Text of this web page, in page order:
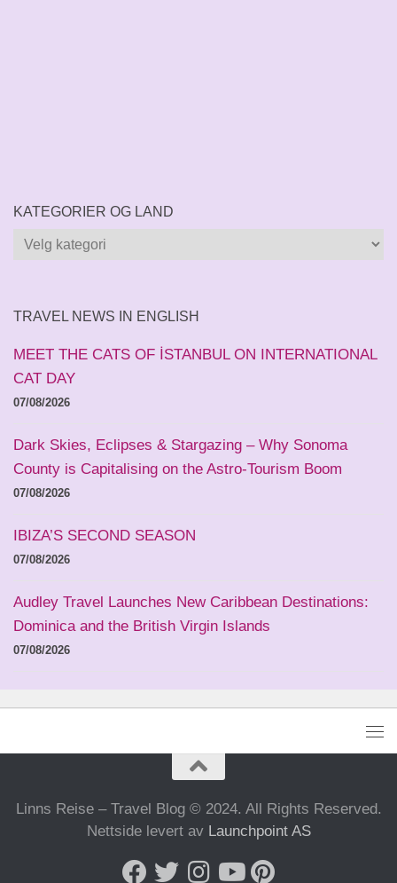
KATEGORIER OG LAND
Kategorier
TRAVEL NEWS IN ENGLISH
MEET THE CATS OF İSTANBUL ON INTERNATIONAL
CAT DAY
07/08/2026
Dark Skies, Eclipses & Stargazing – Why Sonoma
County is Capitalising on the Astro-Tourism Boom
07/08/2026
IBIZA’S SECOND SEASON
07/08/2026
Audley Travel Launches New Caribbean Destinations:
Dominica and the British Virgin Islands
07/08/2026
Linns Reise – Travel Blog © 2024. All Rights Reserved.
Nettside levert av Launchpoint AS